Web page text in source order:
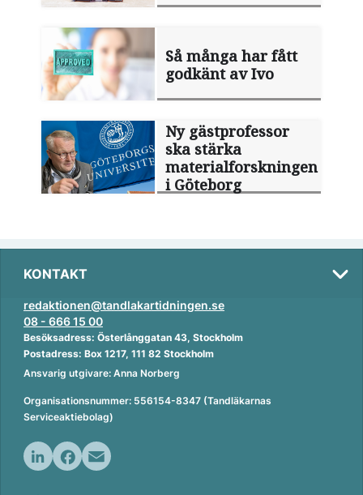
Så många har fått
godkänt av Ivo
Ny gästprofessor
ska stärka
materialforskningen
i Göteborg
KONTAKT
redaktionen@tandlakartidningen.se
08 - 666 15 00
Besöksadress: Österlånggatan 43, Stockholm
Postadress: Box 1217, 111 82 Stockholm
Ansvarig utgivare: Anna Norberg
Organisationsnummer: 556154-8347 (Tandläkarnas
Serviceaktiebolag)